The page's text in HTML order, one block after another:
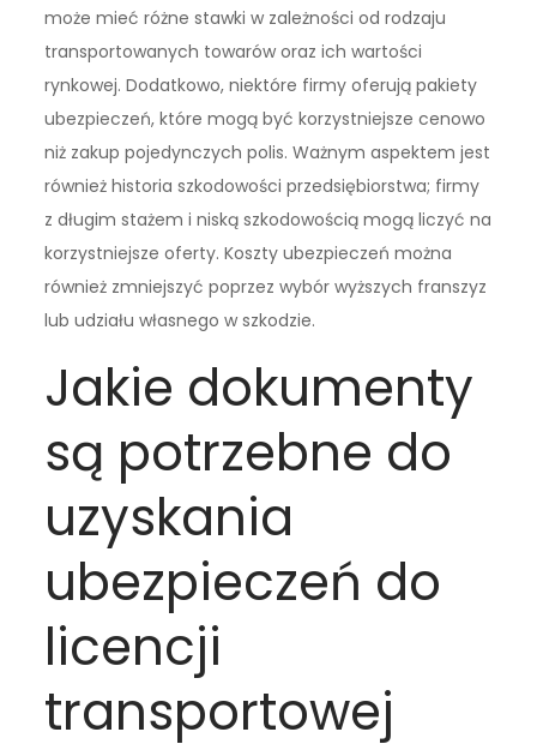
może mieć różne stawki w zależności od rodzaju
transportowanych towarów oraz ich wartości
rynkowej. Dodatkowo, niektóre firmy oferują pakiety
ubezpieczeń, które mogą być korzystniejsze cenowo
niż zakup pojedynczych polis. Ważnym aspektem jest
również historia szkodowości przedsiębiorstwa; firmy
z długim stażem i niską szkodowością mogą liczyć na
korzystniejsze oferty. Koszty ubezpieczeń można
również zmniejszyć poprzez wybór wyższych franszyz
lub udziału własnego w szkodzie.
Jakie dokumenty
są potrzebne do
uzyskania
ubezpieczeń do
licencji
transportowej